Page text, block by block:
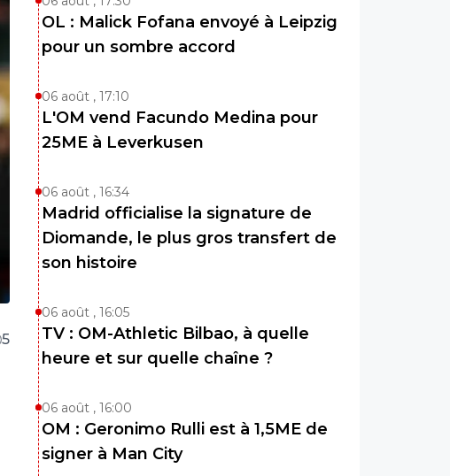
5
OL : Malick Fofana envoyé à Leipzig
pour un sombre accord
06 août , 17:10
L'OM vend Facundo Medina pour
25ME à Leverkusen
06 août , 16:34
Madrid officialise la signature de
Diomande, le plus gros transfert de
son histoire
06 août , 16:05
TV : OM-Athletic Bilbao, à quelle
heure et sur quelle chaîne ?
06 août , 16:00
OM : Geronimo Rulli est à 1,5ME de
signer à Man City